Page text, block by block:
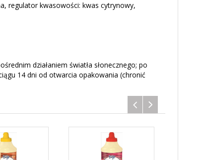
regulator kwasowości: kwas cytrynowy,
działaniem światła słonecznego; po
14 dni od otwarcia opakowania (chronić